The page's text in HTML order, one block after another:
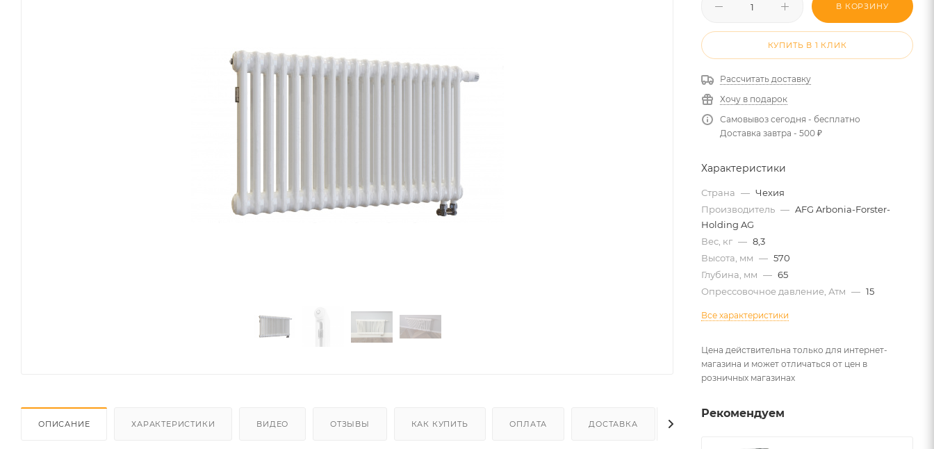
ОПИСАНИЕ ХАРАКТЕРИСТИКИ ВИДЕО ОТЗЫВЫ КАК КУПИТЬ ОПЛАТА ДОСТАВКА
В КОРЗИНУ
КУПИТЬ В 1 КЛИК
Рассчитать доставку
Хочу в подарок
Самовывоз сегодня - бесплатно
Доставка завтра - 500 ₽
Характеристики
Страна — Чехия
Производитель — AFG Arbonia-Forster-
Holding AG
Вес, кг — 8,3
Высота, мм — 570
Глубина, мм — 65
Опрессовочное давление, Атм — 15
Все характеристики
Цена действительна только для интернет-
магазина и может отличаться от цен в
розничных магазинах
Рекомендуем